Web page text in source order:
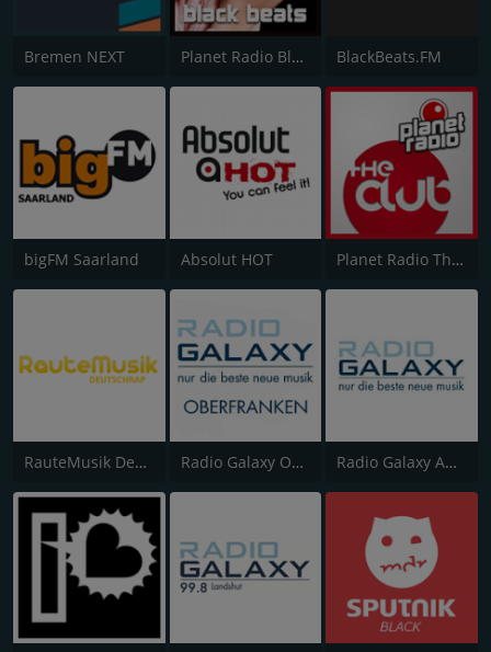
Bremen NEXT Planet Radio Black Beats BlackBeats.FM
bigFM Saarland Absolut HOT Planet Radio The Club
RauteMusik DeutschRap Radio Galaxy Oberfranken Radio Galaxy Ansbach